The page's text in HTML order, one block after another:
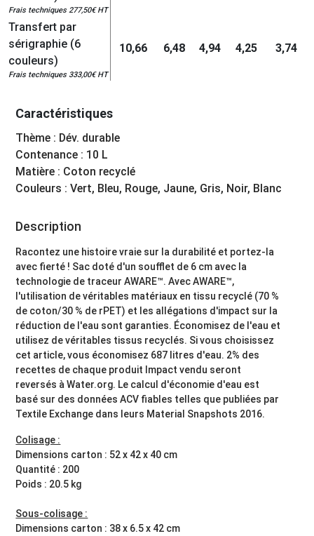
Frais techniques 277,50€ HT
Transfert par
sérigraphie (6
couleurs)
Frais techniques 333,00€ HT
10,66 6,48 4,94 4,25 3,74
Caractéristiques
Thème : Dév. durable
Contenance : 10 L
Matière : Coton recyclé
Couleurs : Vert, Bleu, Rouge, Jaune, Gris, Noir, Blanc
Description
Racontez une histoire vraie sur la durabilité et portez-la
avec fierté ! Sac doté d'un soufflet de 6 cm avec la
technologie de traceur AWARE™. Avec AWARE™,
l'utilisation de véritables matériaux en tissu recyclé (70 %
de coton/30 % de rPET) et les allégations d'impact sur la
réduction de l'eau sont garanties. Économisez de l'eau et
utilisez de véritables tissus recyclés. Si vous choisissez
cet article, vous économisez 687 litres d'eau. 2% des
recettes de chaque produit Impact vendu seront
reversés à Water.org. Le calcul d'économie d'eau est
basé sur des données ACV fiables telles que publiées par
Textile Exchange dans leurs Material Snapshots 2016.
Colisage :
Dimensions carton : 52 x 42 x 40 cm
Quantité : 200
Poids : 20.5 kg
Sous-colisage :
Dimensions carton : 38 x 6.5 x 42 cm